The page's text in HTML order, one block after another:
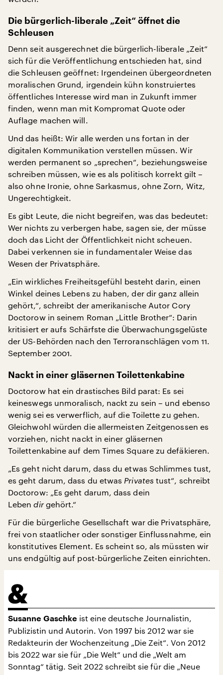
Die bürgerlich-liberale „Zeit“ öffnet die
Schleusen
Denn seit ausgerechnet die bürgerlich-liberale „Zeit“
sich für die Veröffentlichung entschieden hat, sind
die Schleusen geöffnet: Irgendeinen übergeordneten
moralischen Grund, irgendein kühn konstruiertes
öffentliches Interesse wird man in Zukunft immer
finden, wenn man mit Kompromat Quote oder
Auflage machen will.
Und das heißt: Wir alle werden uns fortan in der
digitalen Kommunikation verstellen müssen. Wir
werden permanent so „sprechen“, beziehungsweise
schreiben müssen, wie es als politisch korrekt gilt –
also ohne Ironie, ohne Sarkasmus, ohne Zorn, Witz,
Ungerechtigkeit.
Es gibt Leute, die nicht begreifen, was das bedeutet:
Wer nichts zu verbergen habe, sagen sie, der müsse
doch das Licht der Öffentlichkeit nicht scheuen.
Dabei verkennen sie in fundamentaler Weise das
Wesen der Privatsphäre.
„Ein wirkliches Freiheitsgefühl besteht darin, einen
Winkel deines Lebens zu haben, der dir ganz allein
gehört,“, schreibt der amerikanische Autor Cory
Doctorow in seinem Roman „Little Brother“: Darin
kritisiert er aufs Schärfste die Überwachungsgelüste
der US-Behörden nach den Terroranschlägen vom 11.
September 2001.
Nackt in einer gläsernen Toilettenkabine
Doctorow hat ein drastisches Bild parat: Es sei
keineswegs unmoralisch, nackt zu sein – und ebenso
wenig sei es verwerflich, auf die Toilette zu gehen.
Gleichwohl würden die allermeisten Zeitgenossen es
vorziehen, nicht nackt in einer gläsernen
Toilettenkabine auf dem Times Square zu defäkieren.
„Es geht nicht darum, dass du etwas Schlimmes tust,
es geht darum, dass du etwas Privates tust“, schreibt
Doctorow: „Es geht darum, dass dein
Lebendirgehört.“
Für die bürgerliche Gesellschaft war die Privatsphäre,
frei von staatlicher oder sonstiger Einflussnahme, ein
konstitutives Element. Es scheint so, als müssten wir
uns endgültig auf post-bürgerliche Zeiten einrichten.
Susanne Gaschke ist eine deutsche Journalistin,
Publizistin und Autorin. Von 1997 bis 2012 war sie
Redakteurin der Wochenzeitung „Die Zeit“. Von 2012
bis 2022 war sie für „Die Welt“ und die „Welt am
Sonntag“ tätig. Seit 2022 schreibt sie für die „Neue